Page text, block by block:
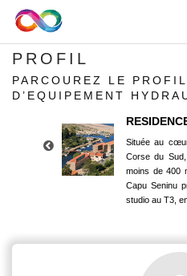
PROFIL
PARCOUREZ LE
D’EQUIPEMENT
Située au
Corse du
moins de 400
Capu Seninu
studio au T3,
Corse du
moins de 400